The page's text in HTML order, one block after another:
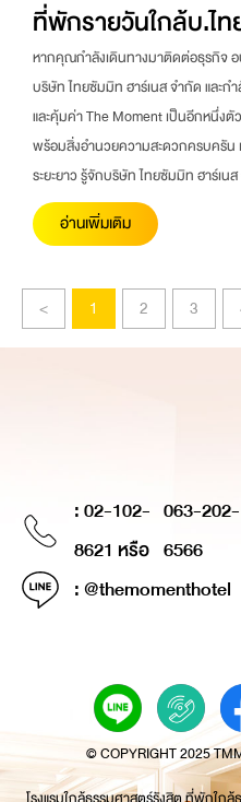
ที่พักรายวันใกล้บ.ไ
หากคุณกำลังเดินทางมาติดต่อธุรกิจ
บริษัท ไทยซัมมิท ฮาร์เนส จำกัด และ
และคุ้มค่า The Moment เป็นอีกหนึ่
พร้อมสิ่งอำนวยความสะดวกครบครัน
ระยะยาว รู้จักบริษัท ไทยซัมมิท ฮาร์เ
อ่านเพิ่มเติม
< 1 2 3
: 02-102-
8621 หรือ
063-202-
6566
: @themomenthotel
© COPYRIGHT 2025